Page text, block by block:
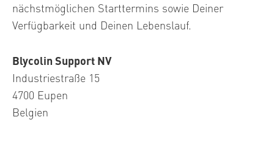
nächstmöglichen Starttermins sowie Deiner
Verfügbarkeit und Deinen Lebenslauf.
Blycolin Support NV
Industriestraße 15
4700 Eupen
Belgien